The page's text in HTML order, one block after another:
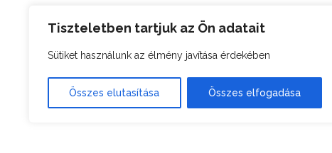
Tiszteletben tartjuk az Ön adatait
Sütiket használunk az élmény javítása érdekében
Összes elutasítása Összes elfogadása